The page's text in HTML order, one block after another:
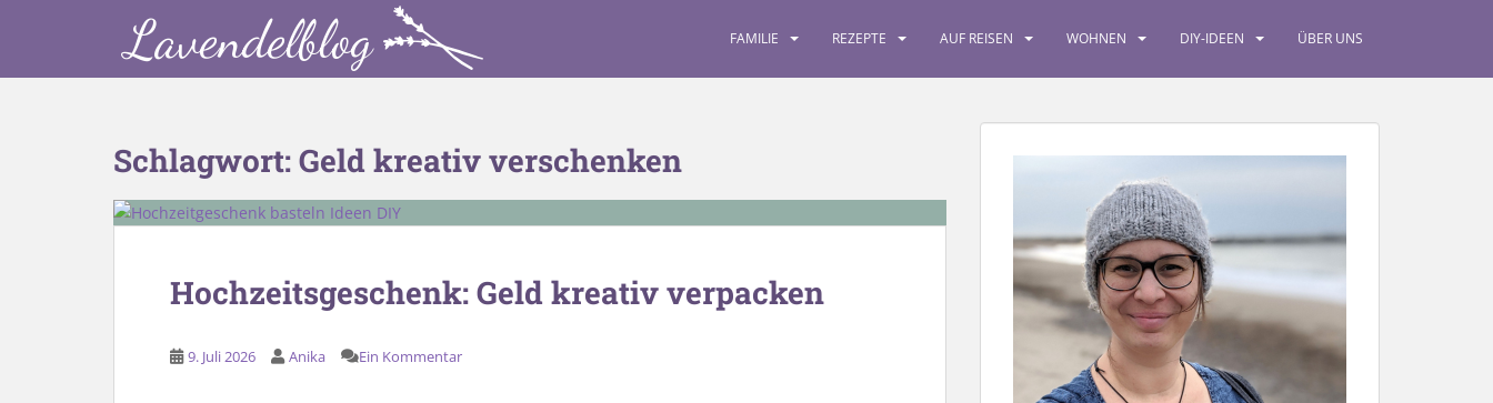
FAMILIE REZEPTE AUF REISEN WOHNEN DIY-IDEEN ÜBER UNS
Schlagwort:Geld kreativ verschenken
Hochzeitsgeschenk: Geld kreativ verpacken
9. Juli 2026 Anika Ein Kommentar